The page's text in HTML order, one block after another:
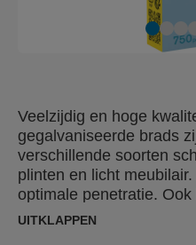
Veelzijdig en hoge
gegalvaniseerde brads
verschillende soorten
plinten en licht
optimale penetratie.
UITKLAPPEN